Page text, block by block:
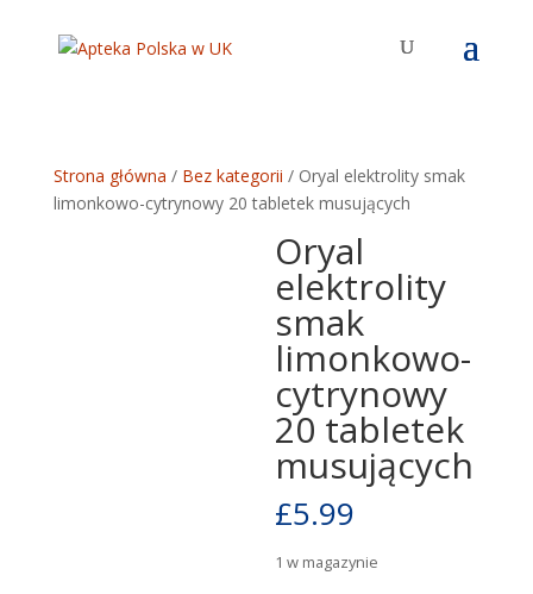
Strona główna / Bez kategorii / Oryal elektrolity smak
limonkowo-cytrynowy 20 tabletek musujących
Oryal
elektrolity
smak
limonkowo-
cytrynowy
20 tabletek
musujących
£5.99
1 w magazynie